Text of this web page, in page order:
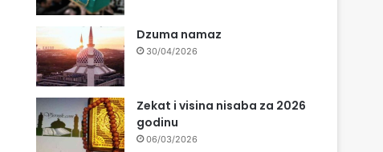
Dzuma namaz
30/04/2026
Zekat i visina nisaba za 2026
godinu
06/03/2026